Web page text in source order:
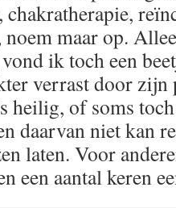
chakratherapie,
noem maar op.
ik toch een
verrast door zijn
heilig, of soms
daarvan niet kan
laten. Voor
een aantal keren